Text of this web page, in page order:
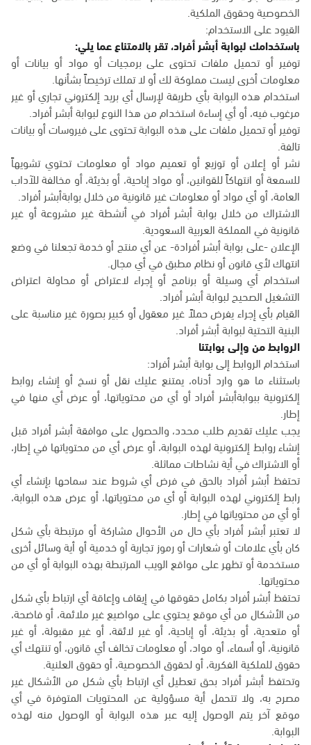
الخصوصية وحقوق الملكية.
القيود على الاستخدام:
باستخدامك لبوابة أبشر أفراد، تقر بالامتناع عما يلي:
توفير أو تحميل ملفات تحتوى على برمجيات أو مواد أو بيانات أو
معلومات أخرى ليست مملوكة لك أو لا تملك ترخيصاً بشأنها.
استخدام هذه البوابة بأي طريقة لإرسال أي بريد إلكتروني تجاري أو غير
مرغوب فيه، أو أي إساءة استخدام من هذا النوع لبوابة أبشر أفراد.
توفير أو تحميل ملفات على هذه البوابة تحتوى على فيروسات أو بيانات
تالفة.
نشر أو إعلان أو توزيع أو تعميم مواد أو معلومات تحتوي تشويهاً
للسمعة أو انتهاكاً للقوانين، أو مواد إباحية، أو بذيئة، أو مخالفة للآداب
العامة، أو أي مواد أو معلومات غير قانونية من خلال بوابةأبشر أفراد.
الاشتراك من خلال بوابة أبشر أفراد في أنشطة غير مشروعة أو غير
قانونية في المملكة العربية السعودية.
الإعلان -على بوابة أبشر أفرادة- عن أي منتج أو خدمة تجعلنا في وضع
انتهاك لأي قانون أو نظام مطبق في أي مجال.
استخدام أي وسيلة أو برنامج أو إجراء لاعتراض أو محاولة اعتراض
التشغيل الصحيح لبوابة أبشر أفراد.
القيام بأي إجراء يفرض حملاً غير معقول أو كبير بصورة غير مناسبة على
البنية التحتية لبوابة أبشر أفراد.
الروابط من وإلى بوابتنا
استخدام الروابط إلى بوابة أبشر أفراد:
باستثناء ما هو وارد أدناه، يمتنع عليك نقل أو نسخ أو إنشاء روابط
إلكترونية ببوابةأبشر أفراد أو أي من محتوياتها، أو عرض أي منها في
إطار.
يجب عليك تقديم طلب محدد، والحصول على موافقة أبشر أفراد قبل
إنشاء روابط إلكترونية لهذه البوابة، أو عرض أي من محتوياتها في إطار،
أو الاشتراك في أية نشاطات مماثلة.
تحتفظ أبشر أفراد بالحق في فرض أي شروط عند سماحها بإنشاء أي
رابط إلكتروني لهذه البوابة أو أي من محتوياتها، أو عرض هذه البوابة،
أو أي من محتوياتها في إطار.
لا تعتبر أبشر أفراد بأي حال من الأحوال مشاركة أو مرتبطة بأي شكل
كان بأي علامات أو شعارات أو رموز تجارية أو خدمية أو أية وسائل أخرى
مستخدمة أو تظهر على مواقع الويب المرتبطة بهذه البوابة أو أي من
محتوياتها.
تحتفظ أبشر أفراد بكامل حقوقها في إيقاف وإعاقة أي ارتباط بأي شكل
من الأشكال من أي موقع يحتوي على مواضيع غير ملائمة، أو فاضحة،
أو متعدية، أو بذيئة، أو إباحية، أو غير لائقة، أو غير مقبولة، أو غير
قانونية، أو أسماء، أو مواد، أو معلومات تخالف أي قانون، أو تنتهك أي
حقوق للملكية الفكرية، أو لحقوق الخصوصية، أو حقوق العلنية.
وتحتفظ أبشر أفراد بحق تعطيل أي ارتباط بأي شكل من الأشكال غير
مصرح به، ولا تتحمل أية مسؤولية عن المحتويات المتوفرة في أي
موقع آخر يتم الوصول إليه عبر هذه البوابة أو الوصول منه لهذه
البوابة.